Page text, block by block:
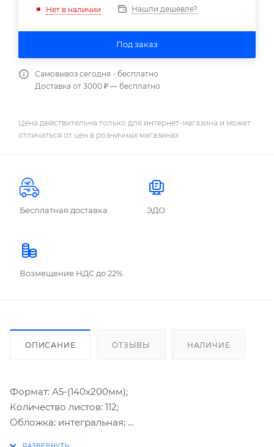
Нет в наличии Нашли дешевле?
Под заказ
Самовывоз сегодня - бесплатно
Доставка от 3000 ₽ — бесплатно
Цена действительна только для интернет-магазина и может
отличаться от цен в розничных магазинах
Бесплатная доставка ЭДО
Возмещение НДС до 22%
ОПИСАНИЕ ОТЗЫВЫ НАЛИЧИЕ
Формат: А5-(140x200мм);
Количество листов: 112;
Обложка: интегральная;